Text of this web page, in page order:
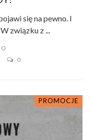
się na pewno. I
związku z ...
0
PROMOCJE